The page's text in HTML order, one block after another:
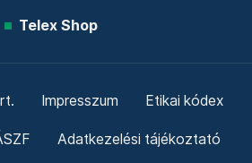
Telex Shop
Impresszum Etikai kódex
Adatkezelési tájékoztató